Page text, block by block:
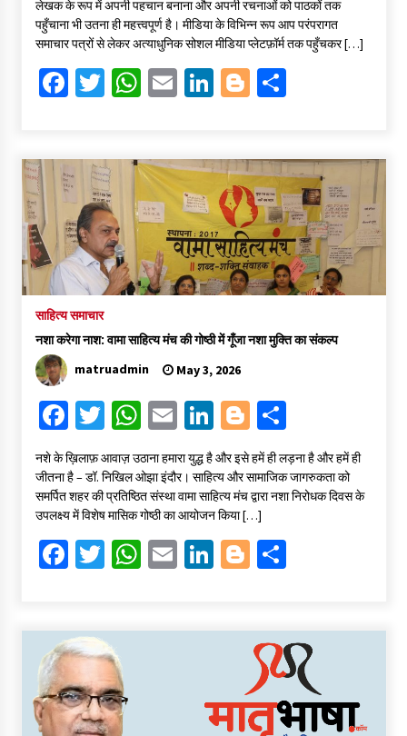
o
o
k
er sA
p
p
l
dI
n
er e
लेखक के रूप में अपनी पहचान बनाना और अपनी रचनाओं को पाठकों तक
पहुँचाना भी उतना ही महत्त्वपूर्ण है। मीडिया के विभिन्न रूप आप परंपरागत
समाचार पत्रों से लेकर अत्याधुनिक सोशल मीडिया प्लेटफ़ॉर्म तक पहुँचकर […]
Fa
o
o
k
T
er
W
sA
p
p
E
l
Li
dI
n
Bl
er
S
e
साहित्य समाचार
नशा करेगा नाश: वामा साहित्य मंच की गोष्ठी में गूँजा नशा मुक्ति का संकल्प
matruadmin
May 3, 2026
Fa
ce
b
o
o
k
T
tt
er
W
at
sA
p
p
E
ai
l
Li
n
ke
dI
n
Bl
o
gg
er
S
ar
e
​नशे के ख़िलाफ़ आवाज़ उठाना हमारा युद्ध है और इसे हमें ही लड़ना है और हमें ही
जीतना है – डॉ. निखिल ओझा ​इंदौर। साहित्य और सामाजिक जागरुकता को
समर्पित शहर की प्रतिष्ठित संस्था वामा साहित्य मंच द्वारा नशा निरोधक दिवस के
उपलक्ष्य में विशेष मासिक गोष्ठी का आयोजन किया […]
Fa
o
o
k
T
er
W
sA
E
l
Li
dI
Bl
er
S
e